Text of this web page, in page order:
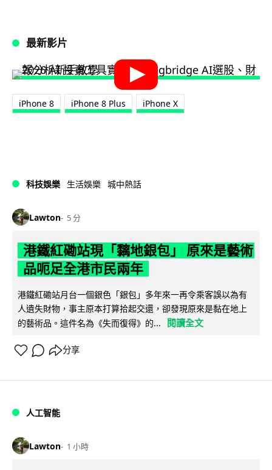
最新影片
iPhone 8 iPhone 8 Plus iPhone X
科技娛樂 生活娛樂 城中熱話
Lawton 5 分
港鐵紅磡站現「黐地銀包」 原來是藝術
品呃足全港市民兩年
港鐵紅磡站月台一個銀色「銀包」多年來一再令乘客誤以為有
人遺失財物，事主原本打算拾起交還，卻發現原來是黏在地上
的藝術品。這件名為《失而復得》的...
閱讀全文
分享
人工智能
Lawton 1 小時